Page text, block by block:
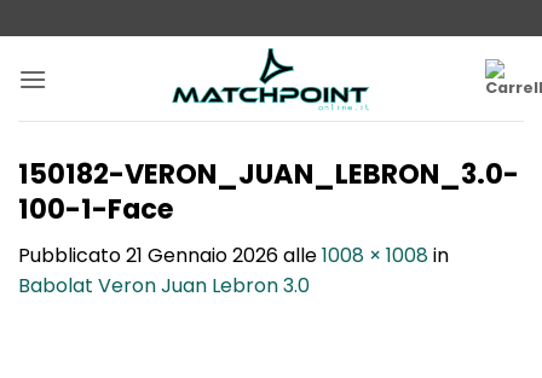
ai
contenuti
150182-VERON_JUAN_LEBRON_3.0-
100-1-Face
Pubblicato21 Gennaio 2026alle1008 × 1008in
Babolat Veron Juan Lebron 3.0